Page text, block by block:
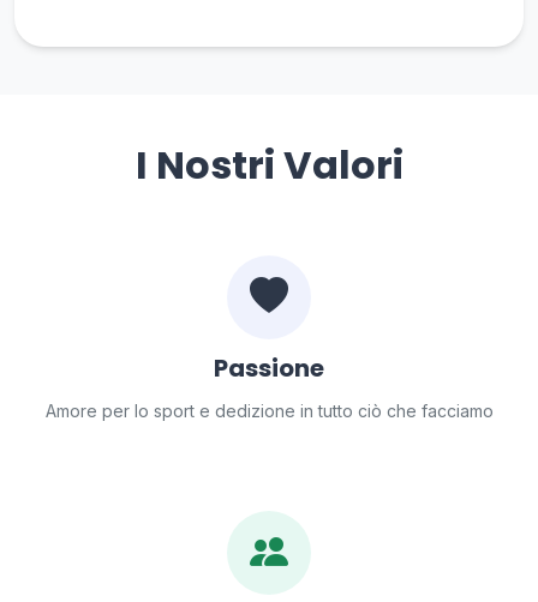
I Nostri Valori
Passione
Amore per lo sport e dedizione in tutto ciò che facciamo